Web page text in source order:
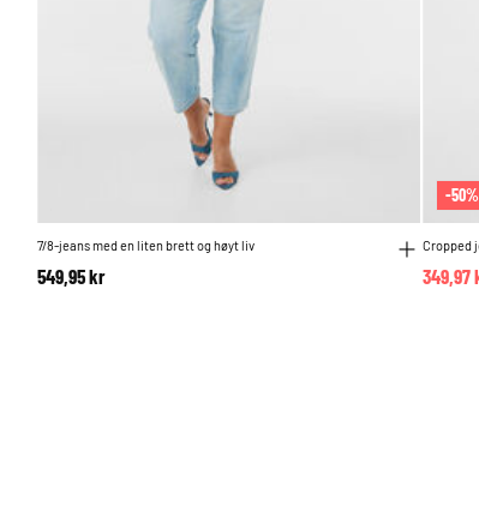
7/8-jeans med en liten brett og høyt liv
549,95 kr
-50%
Cropped
349,97